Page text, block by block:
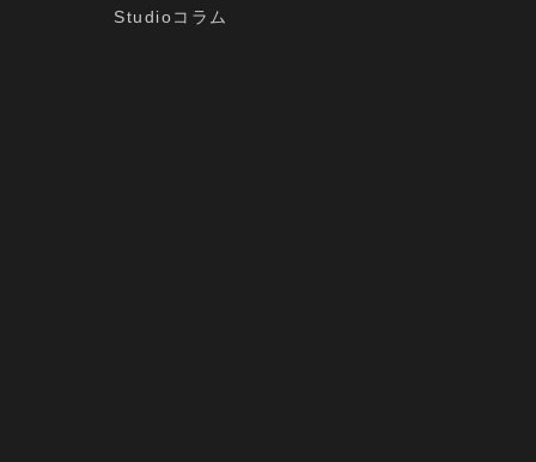
Studioコラム